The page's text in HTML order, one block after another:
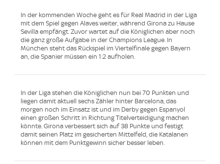
In der kommenden Woche geht es für Real Madrid in der Liga
mit dem Spiel gegen Alaves weiter, während Girona zu Hause
Sevilla empfängt. Zuvor wartet auf die Königlichen aber noch
die ganz große Aufgabe in der Champions League. In
München steht das Rückspiel im Viertelfinale gegen Bayern
an, die Spanier müssen ein 1:2 aufholen.
In der Liga stehen die Königlichen nun bei 70 Punkten und
liegen damit aktuell sechs Zähler hinter Barcelona, das
morgen noch im Einsatz ist und im Derby gegen Espanyol
einen großen Schritt in Richtung Titelverteidigung machen
könnte. Girona verbessert sich auf 38 Punkte und festigt
damit seinen Platz im gesicherten Mittelfeld, die Katalanen
können mit dem Punktgewinn sicher besser leben.